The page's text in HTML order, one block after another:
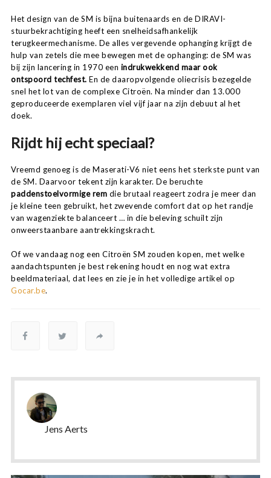
Het design van de SM is bijna buitenaards en de DIRAVI-
stuurbekrachtiging heeft een snelheidsafhankelijk
terugkeermechanisme. De alles vergevende ophanging krijgt de
hulp van zetels die mee bewegen met de ophanging: de SM was
bij zijn lancering in 1970 een indrukwekkend maar ook
ontspoord techfest. En de daaropvolgende oliecrisis bezegelde
snel het lot van de complexe Citroën. Na minder dan 13.000
geproduceerde exemplaren viel vijf jaar na zijn debuut al het
doek.
Rijdt hij echt speciaal?
Vreemd genoeg is de Maserati-V6 niet eens het sterkste punt van
de SM. Daarvoor tekent zijn karakter. De beruchte
paddenstoelvormige rem die brutaal reageert zodra je meer dan
je kleine teen gebruikt, het zwevende comfort dat op het randje
van wagenziekte balanceert … in die beleving schuilt zijn
onweerstaanbare aantrekkingskracht.
Of we vandaag nog een Citroën SM zouden kopen, met welke
aandachtspunten je best rekening houdt en nog wat extra
beeldmateriaal, dat lees en zie je in het volledige artikel op
Gocar.be.
Jens Aerts